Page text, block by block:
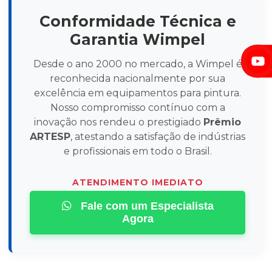
Conformidade Técnica e
Garantia Wimpel
Desde o ano 2000 no mercado, a Wimpel é
reconhecida nacionalmente por sua
excelência em equipamentos para pintura.
Nosso compromisso contínuo com a
inovação nos rendeu o prestigiado Prêmio
ARTESP, atestando a satisfação de indústrias
e profissionais em todo o Brasil.
ATENDIMENTO IMEDIATO
Fale com um Especialista
Agora